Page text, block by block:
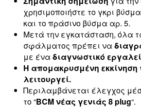
χρησιμοποιήστε το γκρι
και το πράσινο βύσμα αρ. 5.
Μετά την εγκατάσταση, όλα
σφάλματος πρέπει να
με ένα διαγνωστικό
Η απομακρυσμένη εκκίνηση
λειτουργεί.
Περιλαμβάνεται έλεγχος
το “BCM νέας γενιάς 8 plug“.